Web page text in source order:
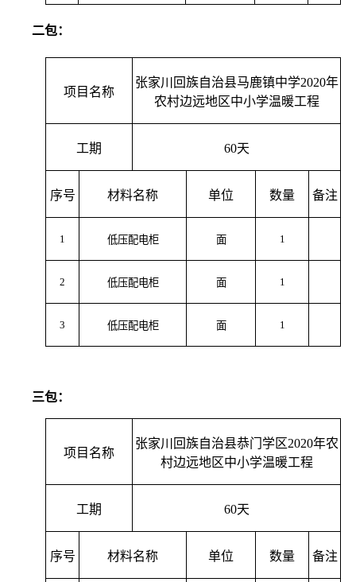
二包：
项目名称
张家川回族自治县马鹿镇中学2020年
农村边远地区中小学温暖工程
工期 60天
序号 材料名称 单位 数量 备注
1 低压配电柜 面 1
2 低压配电柜 面 1
3 低压配电柜 面 1
三包：
项目名称
张家川回族自治县恭门学区2020年农
村边远地区中小学温暖工程
工期 60天
序号 材料名称 单位 数量 备注